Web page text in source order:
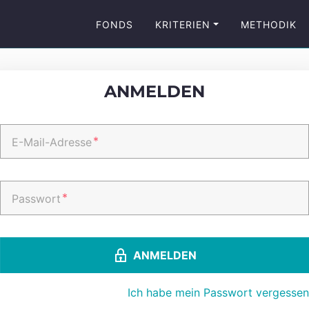
FONDS KRITERIEN METHODIK
ANMELDEN
E-Mail-Adresse*
Passwort *
ANMELDEN
Ich habe mein Passwort vergessen